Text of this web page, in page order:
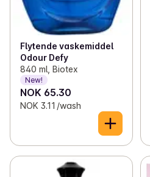
Flytende vaskemiddel
Odour Defy
840 ml, Biotex
New!
NOK 65.30
NOK 3.11 /wash